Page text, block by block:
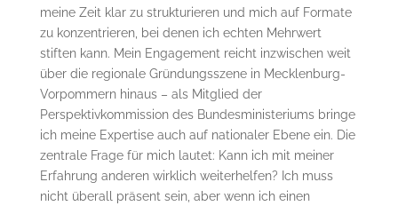
meine Zeit klar zu strukturieren und mich auf Formate
zu konzentrieren, bei denen ich echten Mehrwert
stiften kann. Mein Engagement reicht inzwischen weit
über die regionale Gründungsszene in Mecklenburg-
Vorpommern hinaus – als Mitglied der
Perspektivkommission des Bundesministeriums bringe
ich meine Expertise auch auf nationaler Ebene ein. Die
zentrale Frage für mich lautet: Kann ich mit meiner
Erfahrung anderen wirklich weiterhelfen? Ich muss
nicht überall präsent sein, aber wenn ich einen